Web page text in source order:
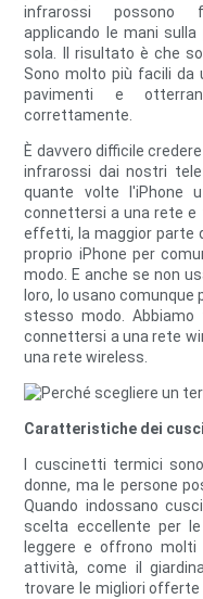
infrarossi possono
applicando le mani
sola. Il risultato è che
Sono molto più facili da
pavimenti e
correttamente.
È davvero difficile
infrarossi dai nostri
quante volte l'iPhone
connettersi a una rete
effetti, la maggior parte
proprio iPhone per
modo. E anche se non
loro, lo usano
stesso modo.
connettersi a una rete
una rete wireless.
Caratteristiche dei
I cuscinetti termici
donne, ma le persone
Quando indossano
scelta eccellente per
leggere e offrono
attività, come il
trovare le migliori